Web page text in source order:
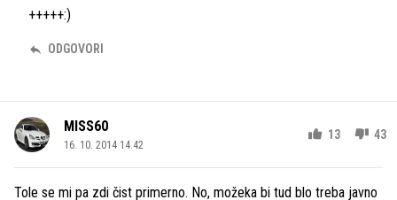
+++++:)
ODGOVORI
MISS60
16. 10. 2014 14.42
13 43
Tole se mi pa zdi čist primerno. No, možeka bi tud blo treba javno